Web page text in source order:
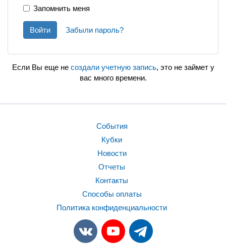
Запомнить меня
Войти Забыли пароль?
Если Вы еще не создали учетную запись, это не займет у
вас много времени.
События
Кубки
Новости
Отчеты
Контакты
Способы оплаты
Политика конфиденциальности